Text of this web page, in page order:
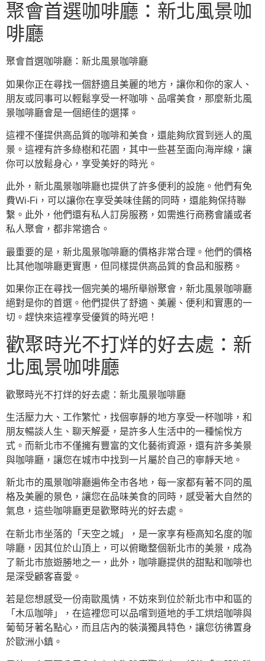
聚會首選咖啡廳：新北風景咖
啡廳
聚會首選咖啡廳：新北風景咖啡廳
如果你正在尋找一個舒適且美麗的地方，讓你和你的家人、
朋友或同事可以輕鬆享受一杯咖啡、品嚐美食，那麼新北風
景咖啡廳會是一個絕佳的選擇。
這裡不僅提供高品質的咖啡和美食，還能夠欣賞到迷人的風
景。這裡有許多綠樹和花園，其中一些甚至面向海岸線，讓
你可以放鬆身心，享受美好的時光。
此外，新北風景咖啡廳也提供了許多便利的設施。他們有免
費Wi-Fi，可以讓你在享受美味佳餚的同時，還能夠保持聯
繫。此外，他們還有私人訂房服務，如需進行商務會議或者
私人聚會，都非常適合。
最重要的是，新北風景咖啡廳的價格非常合理。他們的價格
比其他咖啡廳更實惠，但同樣提供高品質的食品和服務。
如果你正在尋找一個完美的場所舉辦聚會，新北風景咖啡廳
絕對是你的首選。他們提供了舒適、美麗、便利和實惠的一
切。趕快來這裡享受優質的時光吧！
歡聚時光不打烊的好去處：新
北風景咖啡廳
歡聚時光不打烊的好去處：新北風景咖啡廳
生活壓力大、工作繁忙，找個寧靜的地方享受一杯咖啡，和
朋友暢談人生、聊天解憂，是許多人生活中的一種愉悅方
式。而新北市不僅擁有豐富的文化藝術資源，還有許多美景
與咖啡廳，讓您在城市中找到一片屬於自己的寧靜天地。
新北市的風景咖啡廳遍佈全市各地，每一家都有著不同的風
格及美麗的景色，讓您在品味美食的同時，感受著大自然的
氣息，這些咖啡廳更是歡聚時光的好去處。
在新北市坐落的「天空之城」，是一家享有極高知名度的咖
啡廳，因其位於山頂上，可以俯瞰整個新北市的美景，成為
了新北市旅遊勝地之一，此外，咖啡廳提供的甜點和咖啡也
是深受顧客喜愛。
若是您想感受一份南歐風情，不妨來到位於新北市中和區的
「木瓜咖啡」，在這裡您可以品嚐到道地的手工烘焙咖啡與
葡萄牙著名點心，而且店內的裝潢獨具特色，讓您彷彿置身
於歐洲小鎮。